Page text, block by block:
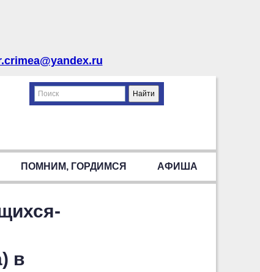
ПОМНИМ, ГОРДИМСЯ АФИША
в